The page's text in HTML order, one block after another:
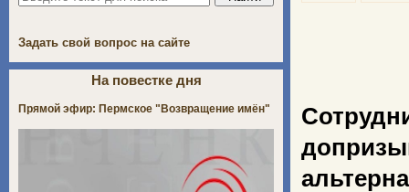
Задать свой вопрос на сайте
На повестке дня
Прямой эфир: Пермское "Возвращение имён"